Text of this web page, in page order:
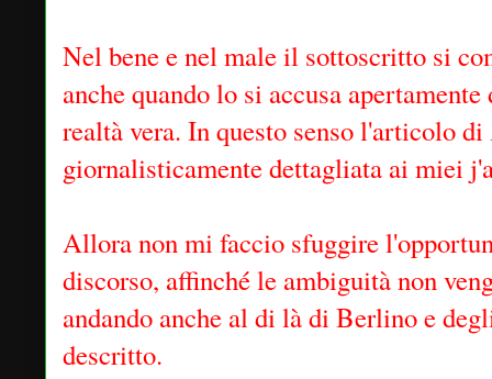
Nel bene e nel male il sottoscritto si
anche quando lo si accusa
realtà vera. In questo senso l'articolo di
giornalisticamente dettagliata ai miei
Allora non mi faccio sfuggire
discorso, affinché le ambiguità non
andando anche al di là di Berlino e
descritto.